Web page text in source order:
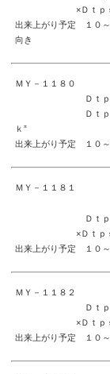
×Ｄｔｐｓ Ｗｅ
出来上がり予定 １０
向き
ＭＹ－１１８０
Ｄｔｐｓ Ｃｉ
Ｄｔｐｓ Ｈａｐ
ｋ”
出来上がり予定 １０
ＭＹ－１１８１
Ｄｔｐｓ Ｃｉ
×Ｄｔｐｓ (City
出来上がり予定 １０
ＭＹ－１１８２
Ｄｔｐｓ Ｃｉ
×Ｄｔｐｓ Ｃｉ
出来上がり予定 １０